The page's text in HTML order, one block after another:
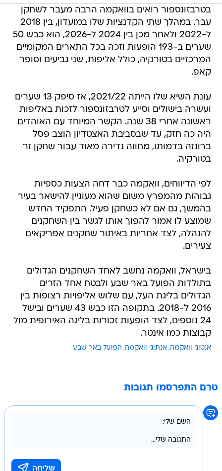
בטרבזונספור רואים בוואקמה הרבה מעבר לשחקן
עבר. במהלך שתי הקדנציות שלו במועדון, בין 2018
ל-2022 ולאחר מכן בין 2024 ל-2026, הוא כבש 50
שערים ב-193 הופעות וזכה בכל התארים המקומיים
המרכזיים בטורקיה, כולל אליפות, שני גביעים וסופר
קאפ.
עונת השיא שלו הייתה 2021/22, אז סיפק 13 שערים
ועשרה בישולים וסייע לטרבזונספור לזכות באליפות
ראשונה אחרי 38 שנה. הקשר המיוחד עם האוהדים
היה כה חזק, עד שבסביבת האצטדיון הוצב פסל
ברונזה בדמותו, מחווה נדירה מאוד עבור שחקן זר
בטורקיה.
לפי הדיווחים, וואקמה כבר דחה הצעות כספיות
גבוהות מהמפרץ משום שהוא מעוניין להישאר בעיר
בהמשך, גם אם לא כשחקן פעיל. התפקיד החדש
שמוצע לו אמור להפוך אותו לגשר בין השחקנים
להנהלה, לצד אחריות באיתור שחקנים אפריקאים
צעירים.
בישראל, וואקמה נחשב לאחד השחקנים הגדולים
בתולדות הפועל באר שבע ולבטח אחד הזרים
הגדולים בליגת העל, עם שלוש אליפויות רצופות בין
2016 ל-2018. בתקופה הזו כבש 43 שערים ובישל
24 נוספים, לצד הופעות זכורות בליגה האירופית מול
קבוצות כמו אינטר.
אנטוני וואקמה אנתוני וואקמה הפועל באר שבע
טרם התפרסמו תגובות